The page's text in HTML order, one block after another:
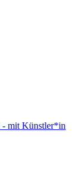
- mit Künstler*in